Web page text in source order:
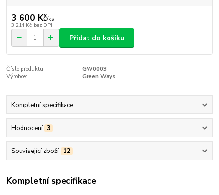
3 600 Kč/ks
3 214 Kč bez DPH
Přidat do košíku
Číslo produktu:
GW0003
Výrobce:
Green Ways
Kompletní specifikace
Hodnocení 3
Související zboží 12
Kompletní specifikace